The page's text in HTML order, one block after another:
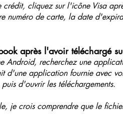
cliquez sur l'icône Visa
numéro de carte, la date
après l'avoir téléchargé
Android, recherchez une
d'une application fournie avec
d'ouvrir les téléchargements.
je crois comprendre que le